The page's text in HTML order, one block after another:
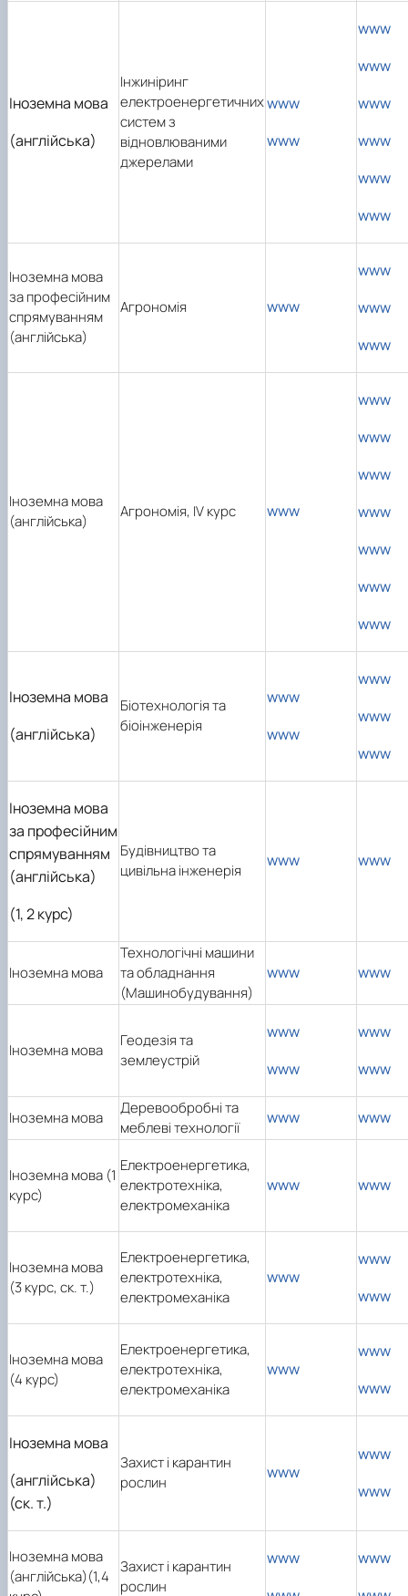
Іноземна мова
(англійська)
Інжиніринг
електроенергетичних
систем з
відновлюваними
джерелами
www
www
www
www
www
www
www
www
Іноземна мова
за професійним
спрямуванням
(англійська)
Агрономія www
www
www
www
Іноземна мова
(англійська)
Агрономія, ІV курс www
www
www
www
www
www
www
www
Іноземна мова
(англійська)
Біотехнологія та
біоінженерія
www
www
www
www
www
Іноземна мова
за професійним
спрямуванням
(англійська)
(1, 2 курс)
Будівництво та
цивільна інженерія
www www
Іноземна мова
Технологічні машини
та обладнання
(Машинобудування)
www www
Іноземна мова
Геодезія та
землеустрій
www
www
www
www
Іноземна мова
Деревообробні та
меблеві технології
www www
Іноземна мова (1
курс)
Електроенергетика,
електротехніка,
електромеханіка
www www
Іноземна мова
(3 курс, ск. т.)
Електроенергетика,
електротехніка,
електромеханіка
www
www
www
Іноземна мова
(4 курс)
Електроенергетика,
електротехніка,
електромеханіка
www
www
www
Іноземна мова
(англійська)
(ск. т.)
Захист і карантин
рослин
www
www
www
Іноземна мова
(англійська)(1,4
Захист і карантин
рослин
www
www